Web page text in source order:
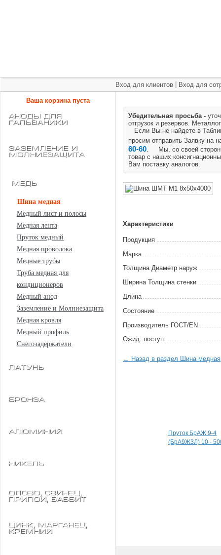
Вход для клиентов Вход для
Ваша корзина пуста
АНОДЫ для
ГАЛЬВАНИКИ
Заземление и
Молниезащита
Медь
Шина медная
Медный лист и полосы
Медная лента
Пруток медный
Медная проволока
Медные трубы
Труба медная для
кондиционеров
Медный анод
Заземление и Молниезащита
Медная кровля
Медный профиль
Снегозадержатели
Латунь
Бронза
Алюминий
Никель
Олово, свинец,
припой, баббит
Цинк, марганец,
кремний
Убедительная просьба -
отгрузок и резервов.
Если Вы не найдете в
просим отправить Заявку на
60-60. Мы, со своей
товар с наших
Вам поставку аналогов.
Характеристики
Продукция
Марка
Толщина Диаметр наруж
Ширина Толщина стенки
Длина
Состояние
Произво­дитель ГОСТ/EN
Ожид. поступ.
← Назад в раздел Шина медная
Пруток БрАЖ 9-4
(БрА9Ж3Л) 10 -